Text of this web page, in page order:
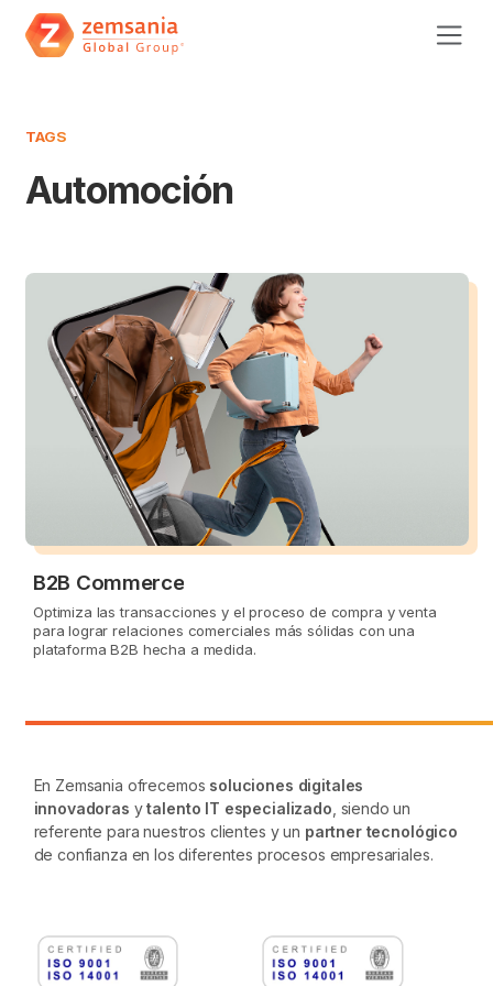
TAGS
Automoción
B2B Commerce
Optimiza las transacciones y el proceso de compra y venta
para lograr relaciones comerciales más sólidas con una
plataforma B2B hecha a medida.
En Zemsania ofrecemos soluciones digitales
innovadoras ytalento IT especializado , siendo un
referente para nuestros clientes y un partner tecnológico
de confianza en los diferentes procesos empresariales.